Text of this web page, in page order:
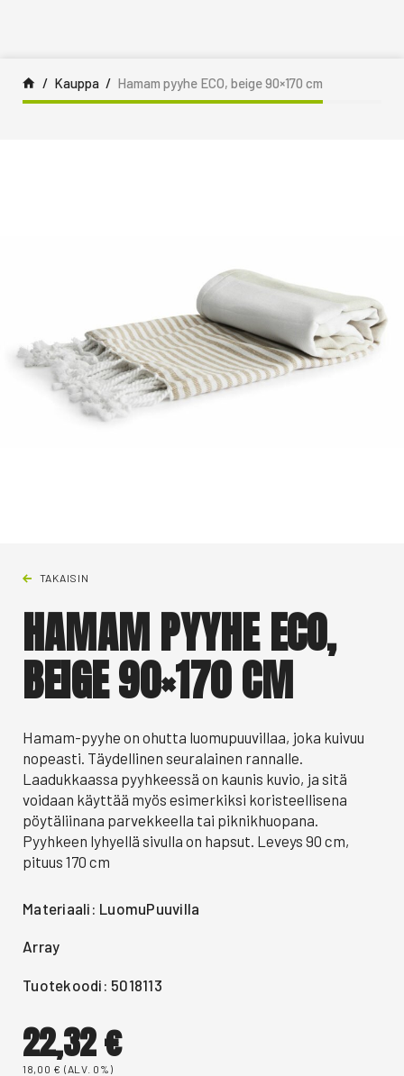
Kauppa Hamam pyyhe ECO, beige 90×170 cm
TAKAISIN
HAMAM PYYHE ECO,
BEIGE 90×170 CM
Hamam-pyyhe on ohutta luomupuuvillaa, joka kuivuu
nopeasti. Täydellinen seuralainen rannalle.
Laadukkaassa pyyhkeessä on kaunis kuvio, ja sitä
voidaan käyttää myös esimerkiksi koristeellisena
pöytäliinana parvekkeella tai piknikhuopana.
Pyyhkeen lyhyellä sivulla on hapsut. Leveys 90 cm,
pituus 170 cm
Materiaali: LuomuPuuvilla
Array
Tuotekoodi: 5018113
22,32€
18,00 € (ALV. 0%)